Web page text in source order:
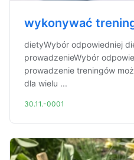
wykonywać
dietyWybór odpowiedniej
prowadzenieWybór
prowadzenie treningów
dla wielu ...
30.11.-0001